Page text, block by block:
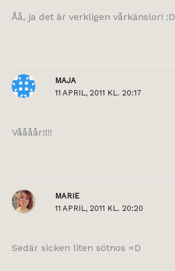
Åå, ja det är verkligen vårkänslor! :D
MAJA
11 APRIL, 2011 KL. 20:17
Våååår!!!!
MARIE
11 APRIL, 2011 KL. 20:20
Sedär sicken liten sötnos =D